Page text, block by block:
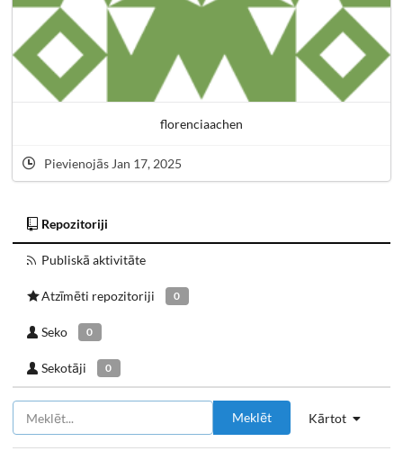
florenciaachen
Pievienojās Jan 17, 2025
Repozitoriji
Publiskā aktivitāte
Atzīmēti repozitoriji 0
Seko 0
Sekotāji 0
Kārtot
Meklēt